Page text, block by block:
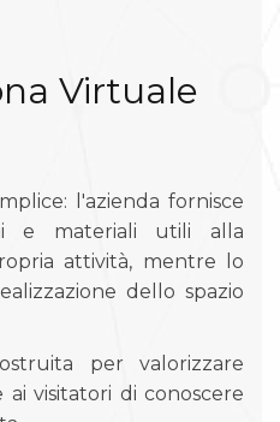
Virtuale
l'azienda fornisce
e materiali utili alla
attività, mentre lo
dello spazio
per valorizzare
visitatori di conoscere